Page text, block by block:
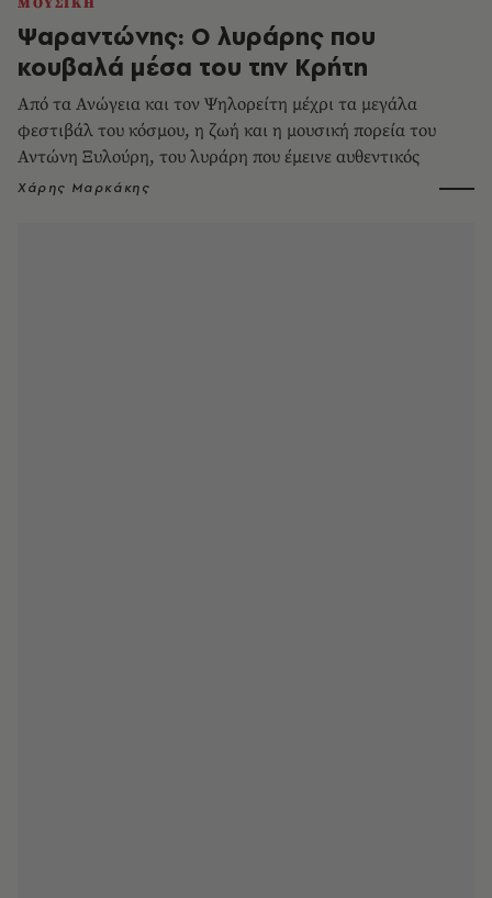
Ψαραντώνης: Ο λυράρης που
κουβαλά μέσα του την Κρήτη
Από τα Ανώγεια και τον Ψηλορείτη μέχρι τα μεγάλα
φεστιβάλ του κόσμου, η ζωή και η μουσική πορεία του
Αντώνη Ξυλούρη, του λυράρη που έμεινε αυθεντικός
Χάρης Μαρκάκης